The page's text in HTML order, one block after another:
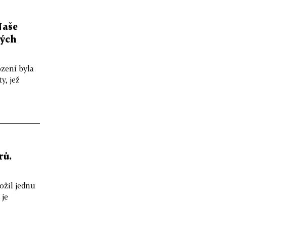
byla
jež
jednu